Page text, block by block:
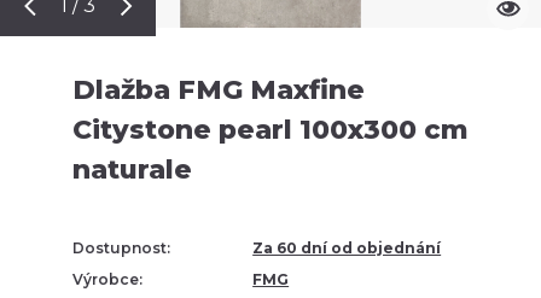
1 / 3
Dlažba FMG Maxfine
Citystone pearl 100x300 cm
naturale
Dostupnost:
Za 60 dní od objednání
Výrobce:
FMG